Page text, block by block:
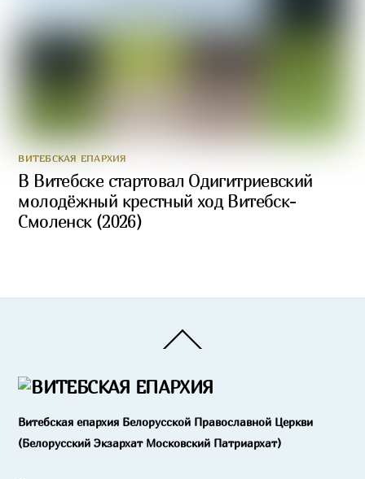
ВИТЕБСКАЯ ЕПАРХИЯ
В Витебске стартовал Одигитриевский
молодёжный крестный ход Витебск-
Смоленск (2026)
To
Витебская епархия Белорусской Православной Церкви
(Белорусский Экзархат Московский Патриархат)